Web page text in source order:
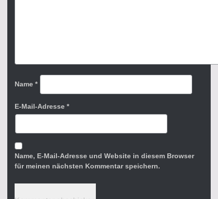
Name *
E-Mail-Adresse *
Name, E-Mail-Adresse und Website in diesem Browser
für meinen nächsten Kommentar speichern.